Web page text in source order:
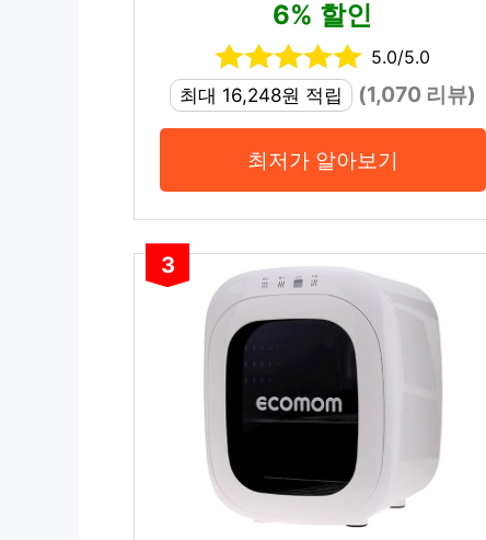
6% 할인
5.0/5.0
최대 16,248원 적립
(1,070 리뷰)
최저가 알아보기
3